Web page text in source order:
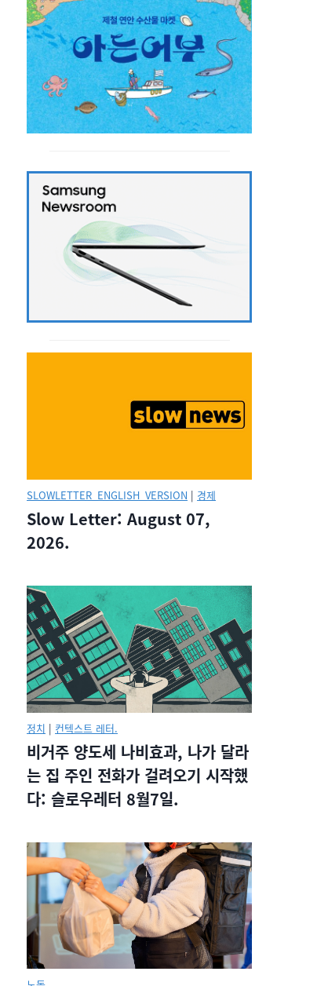
SLOWLETTER_ENGLISH_VERSION | 경제
Slow Letter: August 07,
2026.
정치 | 컨텍스트 레터.
비거주 양도세 나비효과, 나가 달라
는 집 주인 전화가 걸려오기 시작했
다: 슬로우레터 8월7일.